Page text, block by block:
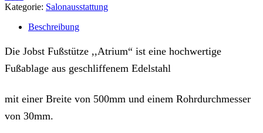
Kategorie: Salonausstattung
Beschreibung
Die Jobst Fußstütze ,,Atrium“ ist eine hochwertige
Fußablage aus geschliffenem Edelstahl
mit einer Breite von 500mm und einem Rohrdurchmesser
von 30mm.